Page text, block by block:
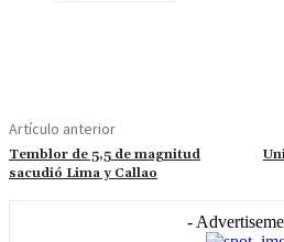
Artículo anterior
Temblor de 5,5 de magnitud
sacudió Lima y Callao
-